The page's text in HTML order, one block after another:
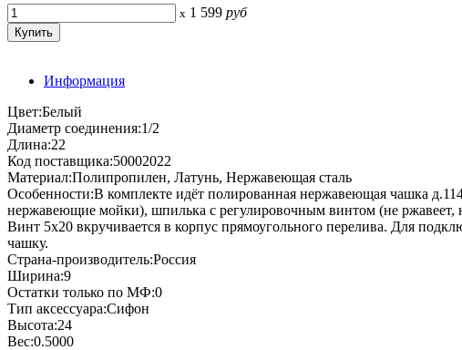
x 1 599 руб
Информация
Цвет:Белый
Диаметр соединения:1/2
Длина:22
Код поставщика:50002022
Материал:Полипропилен, Латунь, Нержавеющая сталь
Особенности:В комплекте идёт полированная нержавеющая чашка
нержавеющие мойки), шпилька с регулировочным винтом (не ржавеет,
Винт 5x20 вкручивается в корпус прямоугольного перелива. Для
чашку.
Страна-производитель:Россия
Ширина:9
Остатки только по МФ:0
Тип аксессуара:Сифон
Высота:24
Вес:0.5000